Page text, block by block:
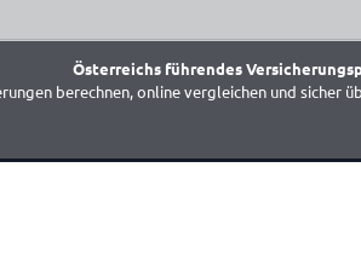
Österreichs führendes
berechnen, online vergleichen und sicher